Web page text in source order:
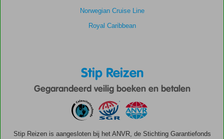
Norwegian Cruise Line
Royal Caribbean
Stip Reizen
Gegarandeerd veilig boeken en betalen
Stip Reizen is aangesloten bij het ANVR, de Stichting Garantiefonds